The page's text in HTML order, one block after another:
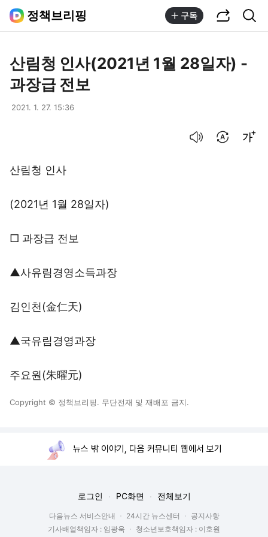
정책브리핑 구독
산림청 인사(2021년 1월 28일자) -
과장급 전보
2021. 1. 27. 15:36
산림청 인사
(2021년 1월 28일자)
□ 과장급 전보
▲사유림경영소득과장
김인천(金仁天)
▲국유림경영과장
주요원(朱曜元)
Copyright © 정책브리핑. 무단전재 및 재배포 금지.
뉴스 밖 이야기, 다음 커뮤니티 웹에서 보기
로그인 PC화면 전체보기
다음뉴스 서비스안내 24시간 뉴스센터
공지사항
기사배열책임자 : 임광욱
청소년보호책임자 : 이호원